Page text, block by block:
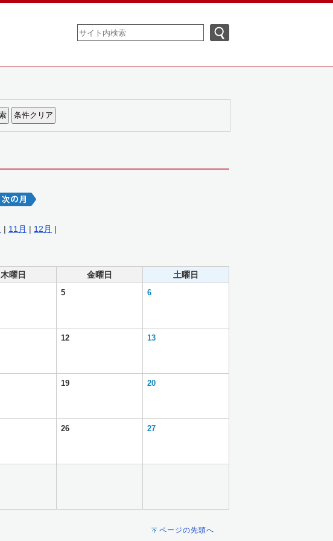
| 11月 | 12月 |
木曜日 金曜日 土曜日
5 6
12 13
19 20
26 27
ページの先頭へ